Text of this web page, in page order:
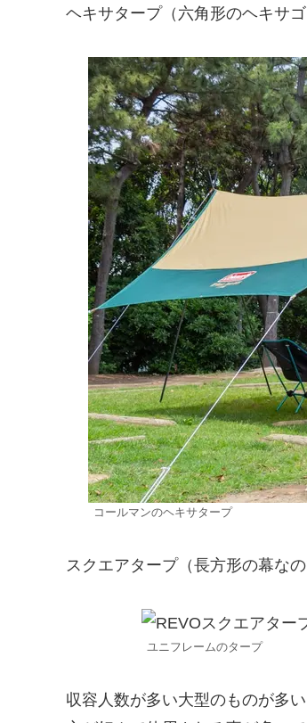
ヘキサタープ（六角形のヘキサ
コールマンのヘキサタープ
スクエアタープ（長方形の幕な
ユニフレームのタープ
収容人数が多い大型のものが多